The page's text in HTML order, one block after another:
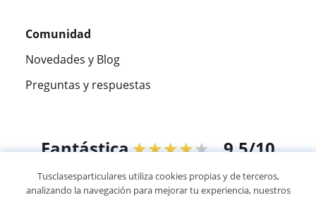
Comunidad
Novedades y Blog
Preguntas y respuestas
Fantástica★★★★★ 9,5/10
305915opiniones de alumnos
Tusclasesparticulares utiliza cookies propias y de terceros,
analizando la navegación para mejorar tu experiencia, nuestros